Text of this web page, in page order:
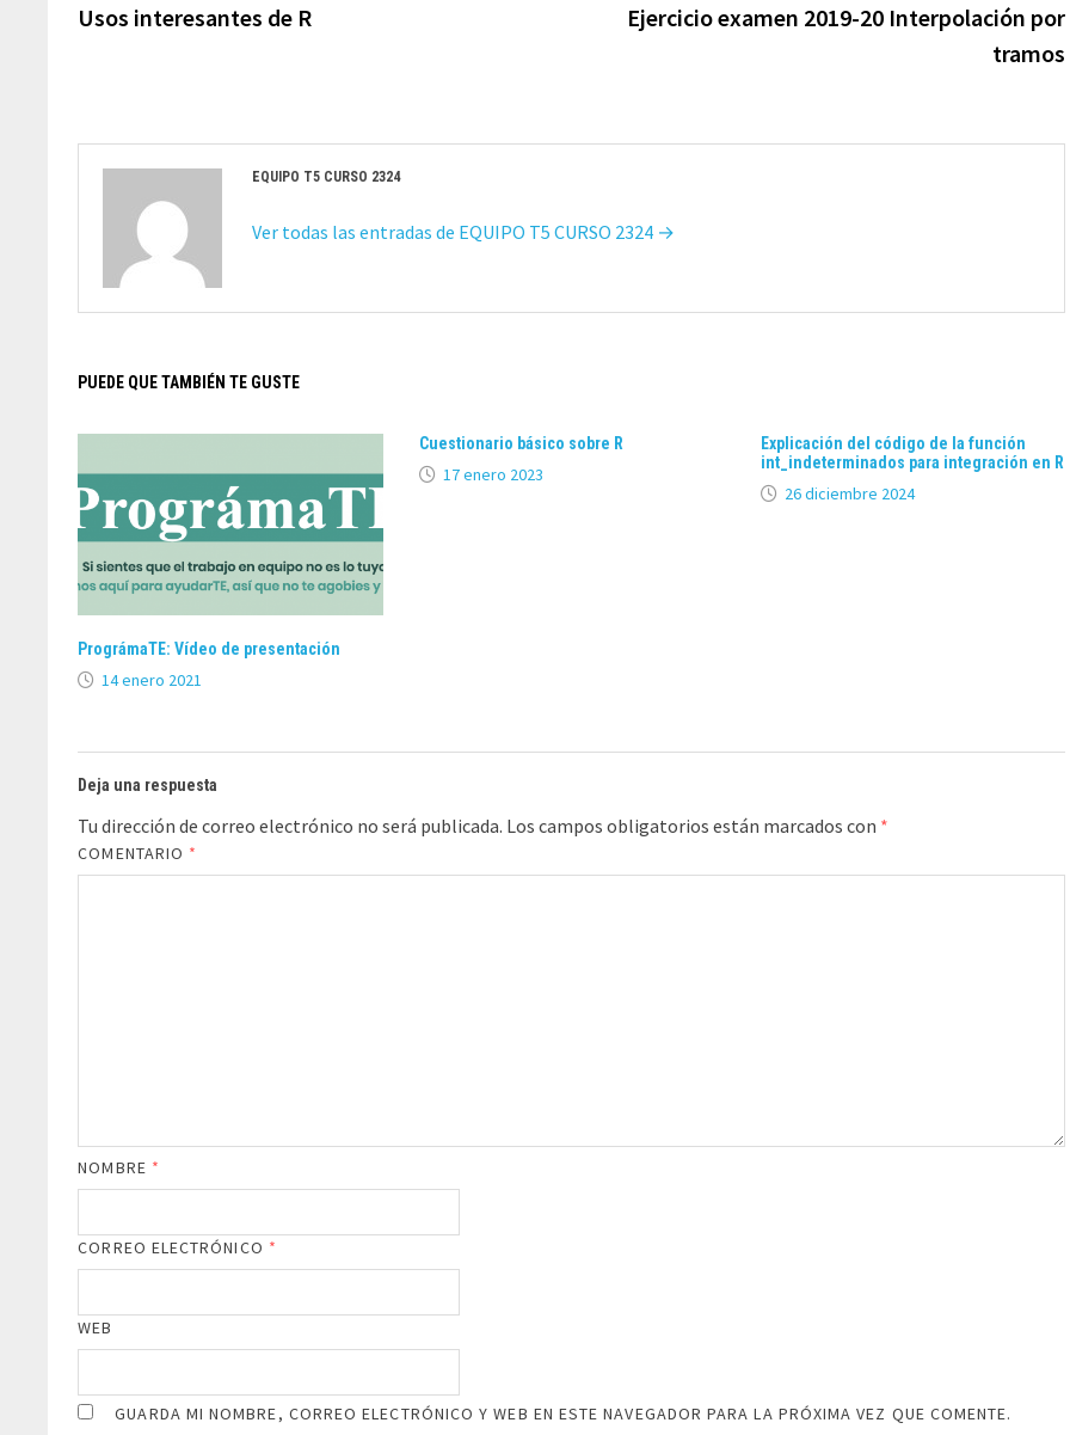
entradas
anterior:
Usos interesantes de R
Ejercicio examen 2019-20 Interpolación por
tramos
EQUIPO T5 CURSO 2324
Ver todas las entradas de EQUIPO T5 CURSO 2324 →
PUEDE QUE TAMBIÉN TE GUSTE
PrográmaTE: Vídeo de presentación
14 enero 2021
Cuestionario básico sobre R
17 enero 2023
Explicación del código de la función
int_indeterminados para integración en R
26 diciembre 2024
Deja una respuesta
Tu dirección de correo electrónico no será publicada. Los campos obligatorios están marcados con *
COMENTARIO *
NOMBRE *
CORREO ELECTRÓNICO *
WEB
GUARDA MI NOMBRE, CORREO ELECTRÓNICO Y WEB EN ESTE NAVEGADOR PARA LA PRÓXIMA VEZ QUE COMENTE.